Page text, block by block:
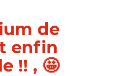
de
enfin
!! , 🤩